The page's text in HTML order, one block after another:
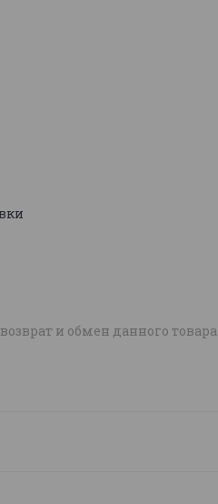
и обмен данного товара